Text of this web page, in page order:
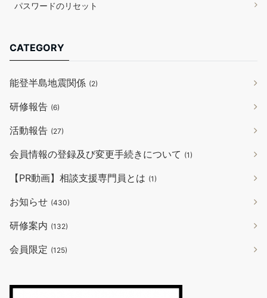
パスワードのリセット
CATEGORY
能登半島地震関係 (2)
研修報告 (6)
活動報告 (27)
会員情報の登録及び変更手続きについて (1)
【PR動画】相談支援専門員とは (1)
お知らせ (430)
研修案内 (132)
会員限定 (125)